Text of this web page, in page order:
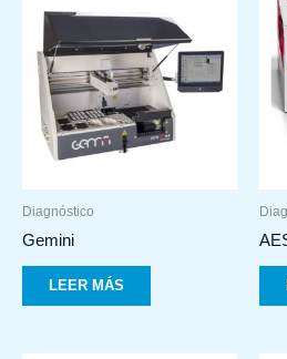
Diagnóstico
Gemini
LEER MÁS